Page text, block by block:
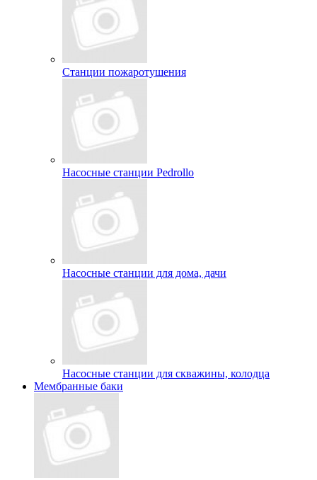
Станции пожаротушения
Насосные станции Pedrollo
Насосные станции для дома, дачи
Насосные станции для скважины, колодца
Мембранные баки